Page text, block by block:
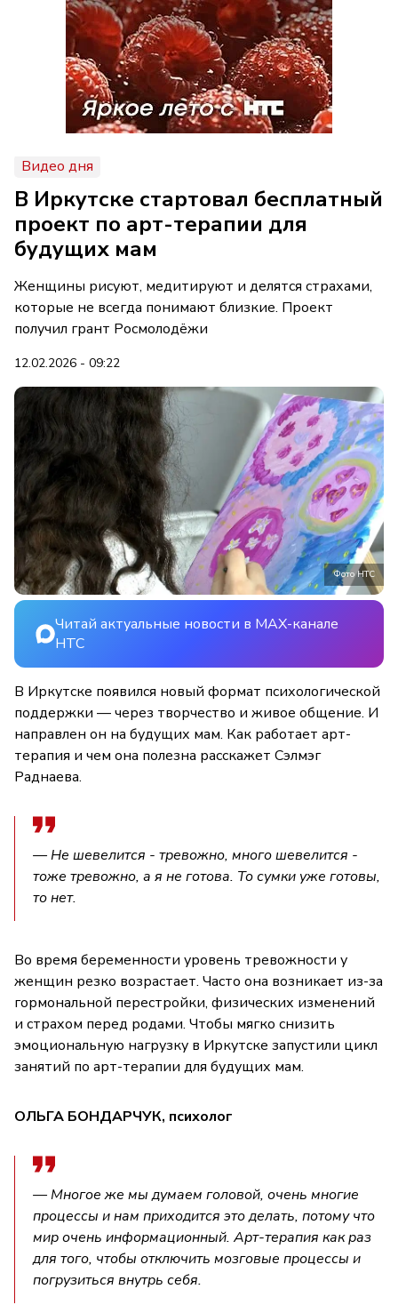
Видео дня
В Иркутске стартовал бесплатный
проект по арт-терапии для
будущих мам
Женщины рисуют, медитируют и делятся страхами,
которые не всегда понимают близкие. Проект
получил грант Росмолодёжи
12.02.2026 - 09:22
Фото НТС
Читай актуальные новости в MAX-канале
НТС
В Иркутске появился новый формат психологической
поддержки — через творчество и живое общение. И
направлен он на будущих мам. Как работает арт-
терапия и чем она полезна расскажет Сэлмэг
Раднаева.
— Не шевелится - тревожно, много шевелится -
тоже тревожно, а я не готова. То сумки уже готовы,
то нет.
Во время беременности уровень тревожности у
женщин резко возрастает. Часто она возникает из-за
гормональной перестройки, физических изменений
и страхом перед родами. Чтобы мягко снизить
эмоциональную нагрузку в Иркутске запустили цикл
занятий по арт-терапии для будущих мам.
ОЛЬГА БОНДАРЧУК, психолог
— Многое же мы думаем головой, очень многие
процессы и нам приходится это делать, потому что
мир очень информационный. Арт-терапия как раз
для того, чтобы отключить мозговые процессы и
погрузиться внутрь себя.